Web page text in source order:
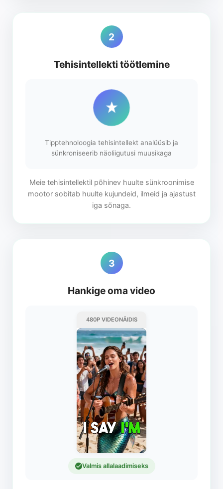
2
Tehisintellekti töötlemine
Tipptehnoloogia tehisintellekt analüüsib ja
sünkroniseerib näoliigutusi muusikaga
Meie tehisintellektil põhinev huulte sünkroonimise
mootor sobitab huulte kujundeid, ilmeid ja ajastust
iga sõnaga.
3
Hankige oma video
480P VIDEONÄIDIS
Valmis allalaadimiseks